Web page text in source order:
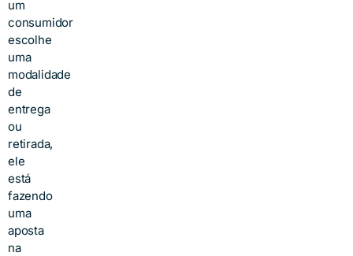
um
consumidor
escolhe
uma
modalidade
de
entrega
ou
retirada,
ele
está
fazendo
uma
aposta
na